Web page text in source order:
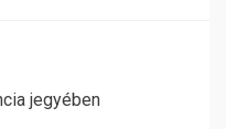
jegyében